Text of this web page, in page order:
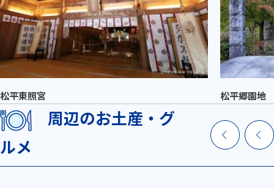
松平東照宮 松平郷園地
ルメ